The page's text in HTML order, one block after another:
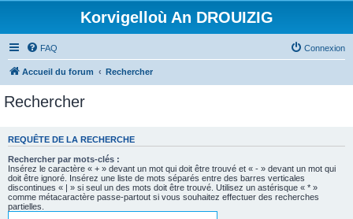
Korvigelloù An DROUIZIG
FAQ Connexion
Accueil du forum Rechercher
Rechercher
REQUÊTE DE LA RECHERCHE
Rechercher par mots-clés :
Insérez le caractère « + » devant un mot qui doit être trouvé et « - » devant un mot qui
doit être ignoré. Insérez une liste de mots séparés entre des barres verticales
discontinues « | » si seul un des mots doit être trouvé. Utilisez un astérisque « * »
comme métacaractère passe-partout si vous souhaitez effectuer des recherches
partielles.